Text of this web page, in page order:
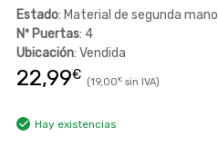
Estado: Material de segunda mano
Nº Puertas: 4
Ubicación: Vendida
22,99€ 19,00€
Hay existencias